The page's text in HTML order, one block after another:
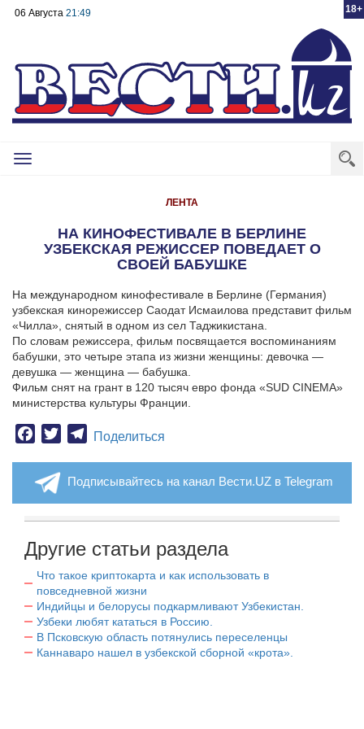
18+
06 Августа 21:49
Toggle
ЛЕНТА
НА КИНОФЕСТИВАЛЕ В БЕРЛИНЕ
УЗБЕКСКАЯ РЕЖИССЕР ПОВЕДАЕТ О
СВОЕЙ БАБУШКЕ
На международном кинофестивале в Берлине (Германия)
узбекская кинорежиссер Саодат Исмаилова представит фильм
«Чилла», снятый в одном из сел Таджикистана.
По словам режиссера, фильм посвящается воспоминаниям
бабушки, это четыре этапа из жизни женщины: девочка —
девушка — женщина — бабушка.
Фильм снят на грант в 120 тысяч евро фонда «SUD CINEMA»
министерства культуры Франции.
Facebook
TwitterTelegram
Поделиться
Подписывайтесь на канал Вести.UZ в Telegram
Другие статьи раздела
Что такое криптокарта и как использовать в
повседневной жизни
Индийцы и белорусы подкармливают Узбекистан.
Узбеки любят кататься в Россию.
В Псковскую область потянулись переселенцы
Каннаваро нашел в узбекской сборной «крота».